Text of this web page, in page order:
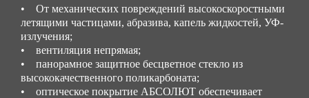
• От механических повреждений высокоскоростными
летящими частицами, абразива, капель жидкостей, УФ-
излучения;
• вентиляция непрямая;
• панорамное защитное бесцветное стекло из
высококачественного поликарбоната;
• оптическое покрытие АБСОЛЮТ обеспечивает